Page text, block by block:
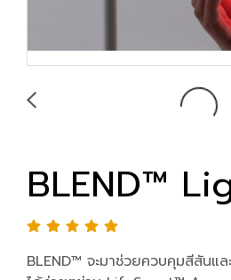
BLEND™
BLEND™ จะมาช่วยควบคุมสีสันแ